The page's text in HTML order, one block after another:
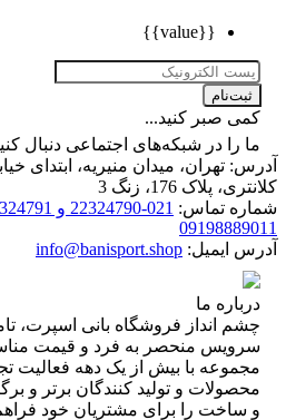
صبر کنید...
را در شبکه‌های اجتماعی دنبال کنید:
تهران، میدان منیریه، ابتدای خیابان
پلاک 176، زنگ 3
تماس:
ایمیل: info@banisport.shop
ما
انداز فروشگاه‌ بانی اسپرت، تامین
منحصر به فرد و قیمت مناسب
با بیش از یک دهه فعالیت تجاری،
و تولید کنندگان برتر و برگزیده
را برای مشتریان خود فراهم